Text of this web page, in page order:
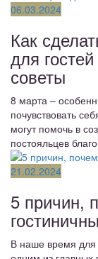
06.03.2024
Как
для
советы
8 марта –
почувствовать
могут помочь в
постояльцев
21.02.2024
5 причин,
В наше время для